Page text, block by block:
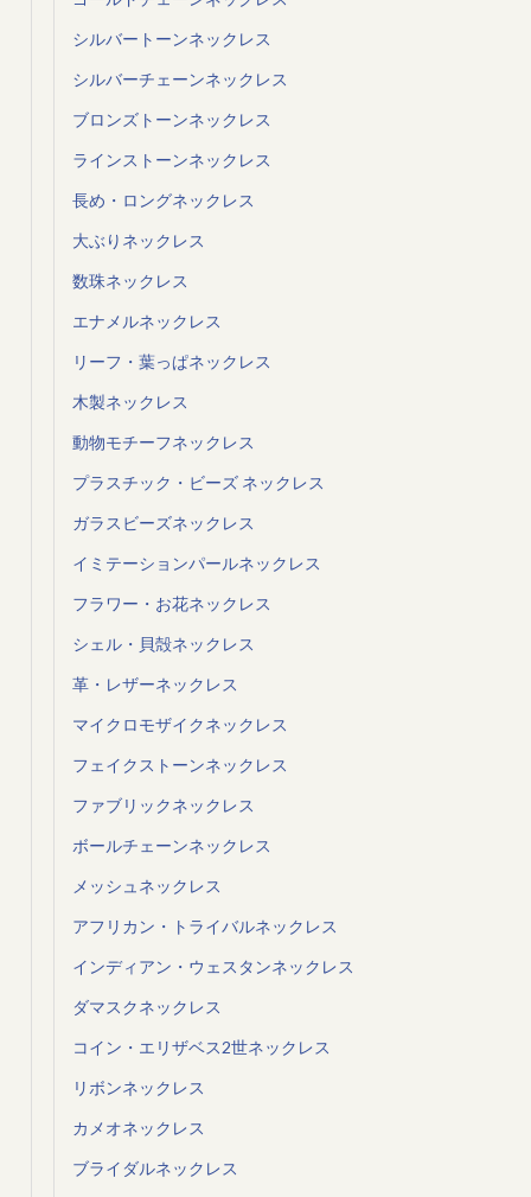
シルバートーンネックレス
シルバーチェーンネックレス
ブロンズトーンネックレス
ラインストーンネックレス
長め・ロングネックレス
大ぶりネックレス
数珠ネックレス
エナメルネックレス
リーフ・葉っぱネックレス
木製ネックレス
動物モチーフネックレス
プラスチック・ビーズ ネックレス
ガラスビーズネックレス
イミテーションパールネックレス
フラワー・お花ネックレス
シェル・貝殻ネックレス
革・レザーネックレス
マイクロモザイクネックレス
フェイクストーンネックレス
ファブリックネックレス
ボールチェーンネックレス
メッシュネックレス
アフリカン・トライバルネックレス
インディアン・ウェスタンネックレス
ダマスクネックレス
コイン・エリザベス2世ネックレス
リボンネックレス
カメオネックレス
ブライダルネックレス